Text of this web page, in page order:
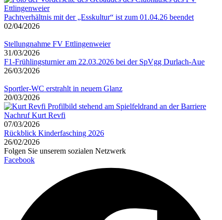
Pachtverhältnis mit der „Esskultur“ ist zum 01.04.26 beendet
02/04/2026
Stellungnahme FV Ettlingenweier
31/03/2026
F1-Frühlingsturnier am 22.03.2026 bei der SpVgg Durlach-Aue
26/03/2026
Sportler-WC erstrahlt in neuem Glanz
20/03/2026
Nachruf Kurt Revfi
07/03/2026
Rückblick Kinderfasching 2026
26/02/2026
Folgen Sie unserem sozialen Netzwerk
Facebook